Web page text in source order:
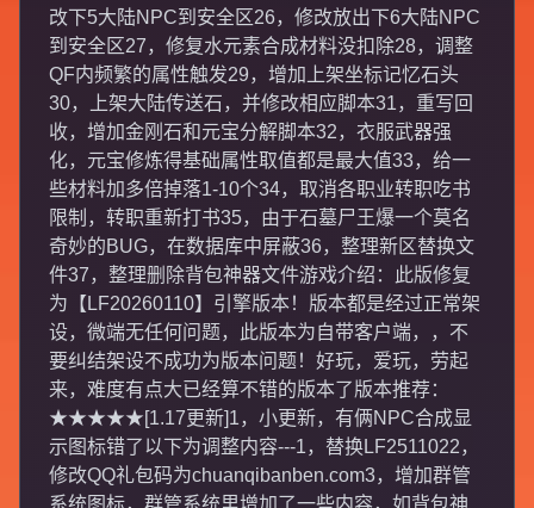
改下5大陆NPC到安全区26，修改放出下6大陆NPC
到安全区27，修复水元素合成材料没扣除28，调整
QF内频繁的属性触发29，增加上架坐标记忆石头
30，上架大陆传送石，并修改相应脚本31，重写回
收，增加金刚石和元宝分解脚本32，衣服武器强
化，元宝修炼得基础属性取值都是最大值33，给一
些材料加多倍掉落1-10个34，取消各职业转职吃书
限制，转职重新打书35，由于石墓尸王爆一个莫名
奇妙的BUG，在数据库中屏蔽36，整理新区替换文
件37，整理删除背包神器文件游戏介绍：此版修复
为【LF20260110】引擎版本！版本都是经过正常架
设，微端无任何问题，此版本为自带客户端，，不
要纠结架设不成功为版本问题！好玩，爱玩，劳起
来，难度有点大已经算不错的版本了版本推荐：
★★★★★[1.17更新]1，小更新，有俩NPC合成显
示图标错了以下为调整内容---1，替换LF2511022，
修改QQ礼包码为chuanqibanben.com3，增加群管
系统图标，群管系统里增加了一些内容，如背包神